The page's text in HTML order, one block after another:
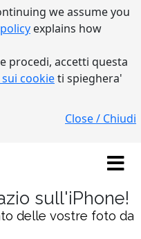
we assume you
explains how
procedi, accetti questa
cookieti spieghera'
Close / Chiudi
sull'iPhone!
delle vostre foto da